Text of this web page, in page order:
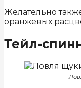
Желательно
оранжевых
Тейл-